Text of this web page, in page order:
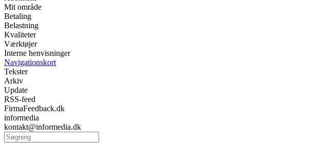
Mit område
Betaling
Belastning
Kvaliteter
Værktøjer
Interne henvisninger
Navigationskort
Tekster
Arkiv
Update
RSS-feed
FirmaFeedback.dk
informedia
kontakt@informedia.dk